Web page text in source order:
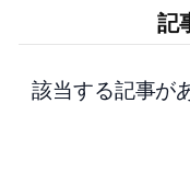
記
該当する記事が